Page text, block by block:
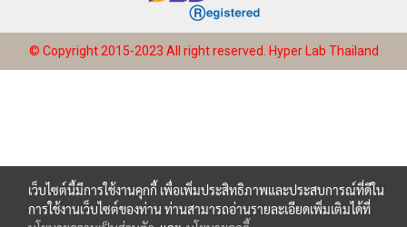
© Copyright 2015-2023 All right reserved. Hyper Lab Thailand
เว็บไซต์นี้มีการใช้งานคุกกี้ เพื่อเพิ่มประสิทธิภาพและประสบการณ์ที่ดีใน
การใช้งานเว็บไซต์ของท่าน ท่านสามารถอ่านรายละเอียดเพิ่มเติมได้ที่